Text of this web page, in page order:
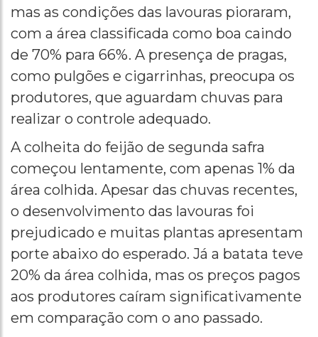
mas as condições das lavouras pioraram,
com a área classificada como boa caindo
de 70% para 66%. A presença de pragas,
como pulgões e cigarrinhas, preocupa os
produtores, que aguardam chuvas para
realizar o controle adequado.
A colheita do feijão de segunda safra
começou lentamente, com apenas 1% da
área colhida. Apesar das chuvas recentes,
o desenvolvimento das lavouras foi
prejudicado e muitas plantas apresentam
porte abaixo do esperado. Já a batata teve
20% da área colhida, mas os preços pagos
aos produtores caíram significativamente
em comparação com o ano passado.